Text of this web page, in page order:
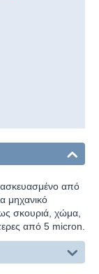
από
μηχανικό
σκουριά, χώμα,
από 5 micron.